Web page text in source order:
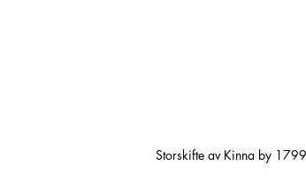
Storskifte av Kinna by 1799